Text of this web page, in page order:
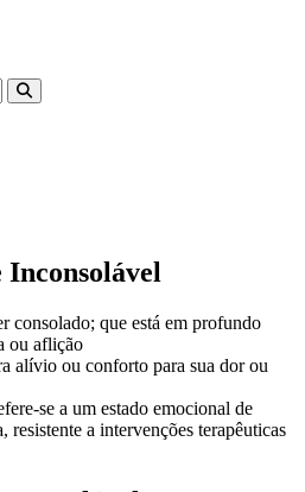
Inconsolável
consolado; que está em profundo
ou aflição
alívio ou conforto para sua dor ou
se a um estado emocional de
resistente a intervenções terapêuticas